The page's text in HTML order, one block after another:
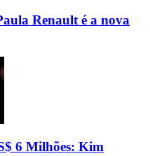
Renault é a nova
6 Milhões: Kim